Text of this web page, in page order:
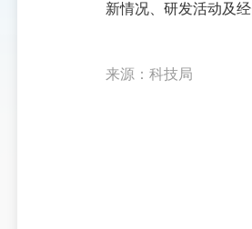
新情况、研发活动及
来源：科技局